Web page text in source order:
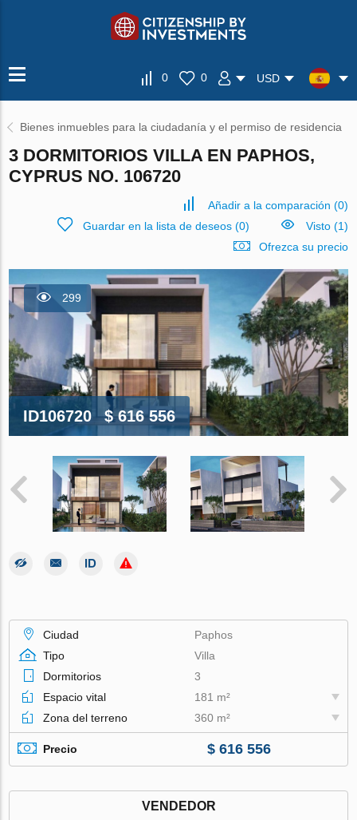
0 0 USD
Bienes inmuebles para la ciudadanía y el permiso de residencia
3 DORMITORIOS VILLA EN PAPHOS,
CYPRUS NO. 106720
Añadir a la comparación (0)
Guardar en la lista de deseos(0)
Visto (1)
Ofrezca su precio
299
ID106720 $ 616 556
Ciudad
Paphos
Tipo
Villa
Dormitorios
3
Espacio vital
181 m²
Zona del terreno
360 m²
Precio $ 616 556
VENDEDOR